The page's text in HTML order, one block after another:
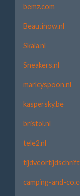
bemz.com
Beautinow.nl
Skala.nl
Sneakers.nl
marleyspoon.nl
kaspersky.be
bristol.nl
tele2.nl
camping-and-